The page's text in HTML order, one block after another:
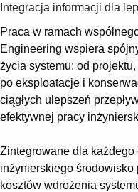
Usługi
About us
Złóż zamówienie
Skontaktuj się z nami
Kariera
Integracja informacji dla
Praca w ramach
Engineering wspiera
życia systemu: od
po eksploatacje i
ciągłych ulepszeń
efektywnej pracy
Zintegrowane dla każdego
inżynierskiego
kosztów wdrożenia